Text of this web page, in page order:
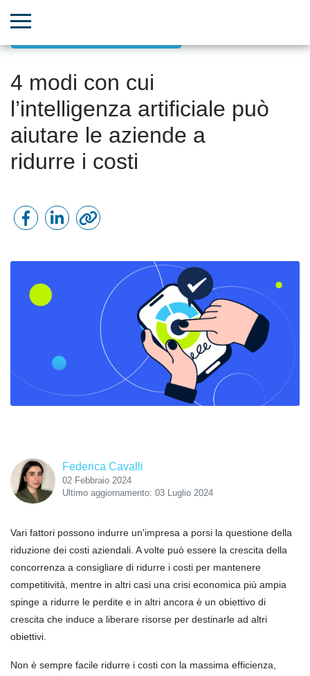
4 modi con cui
l’intelligenza artificiale può
aiutare le aziende a
ridurre i costi
Federica Cavalli
02 Febbraio 2024
Ultimo aggiornamento: 03 Luglio 2024
Vari fattori possono indurre un'impresa a porsi la questione della
riduzione dei costi aziendali. A volte può essere la crescita della
concorrenza a consigliare di ridurre i costi per mantenere
competitività, mentre in altri casi una crisi economica più ampia
spinge a ridurre le perdite e in altri ancora è un obiettivo di
crescita che induce a liberare risorse per destinarle ad altri
obiettivi.
Non è sempre facile ridurre i costi con la massima efficienza,